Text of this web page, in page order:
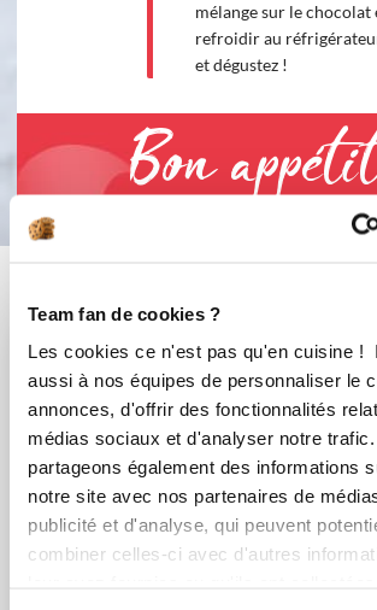
Team fan de cookies ?
Les cookies ce n'est pas qu'en cuisine !
aussi à nos équipes de personnaliser le
annonces, d'offrir des fonctionnalités
médias sociaux et d'analyser notre
partageons également des informations
notre site avec nos partenaires de
publicité et d'analyse, qui peuvent
combiner celles-ci avec d'autres
mélange sur le chocolat
refroidir au
et dégustez !
Bon